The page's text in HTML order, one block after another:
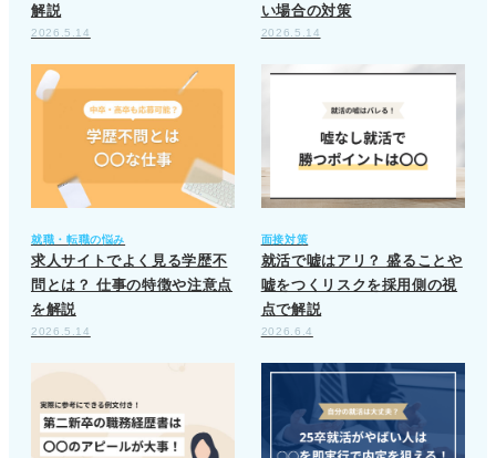
解説
2026.5.14
い場合の対策
2026.5.14
就職・転職の悩み
求人サイトでよく見る学歴不
問とは？ 仕事の特徴や注意点
を解説
2026.5.14
面接対策
就活で嘘はアリ？ 盛ることや
嘘をつくリスクを採用側の視
点で解説
2026.6.4